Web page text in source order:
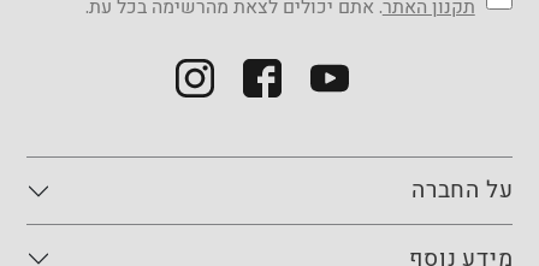
תקנון האתר. אתם יכולים לצאת מהרשימה בכל עת.
על החברה
מידע נוסף